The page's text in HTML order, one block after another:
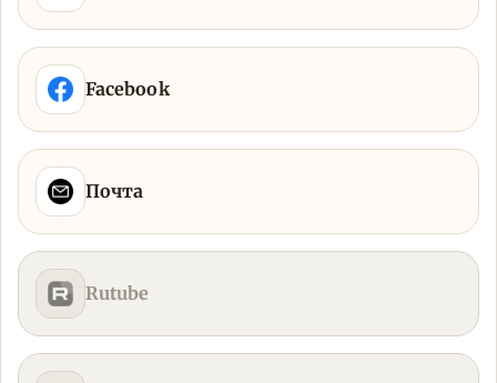
Facebook
Почта
Rutube